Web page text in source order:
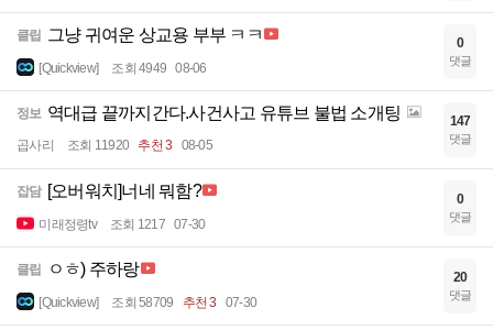
클립 그냥 귀여운 상교용 부부 ㅋㅋ
[Quickview] 조회 4949 08-06
0
댓글
정보 역대급 끝까지간다.사건사고 유튜브 불법 소개팅
곱사리 조회 11920 추천 3 08-05
147
댓글
잡담 [오버워치]너네 뭐함?
미래정령tv 조회 1217 07-30
0
댓글
클립 ㅇㅎ) 주하랑
[Quickview] 조회 58709 추천 3 07-30
20
댓글